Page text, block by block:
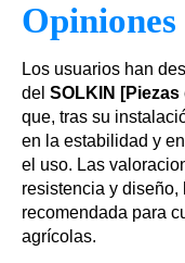
Opiniones
Los usuarios han
del SOLKIN [Piezas
que, tras su
en la estabilidad y
el uso. Las
resistencia y
recomendada para
agrícolas.